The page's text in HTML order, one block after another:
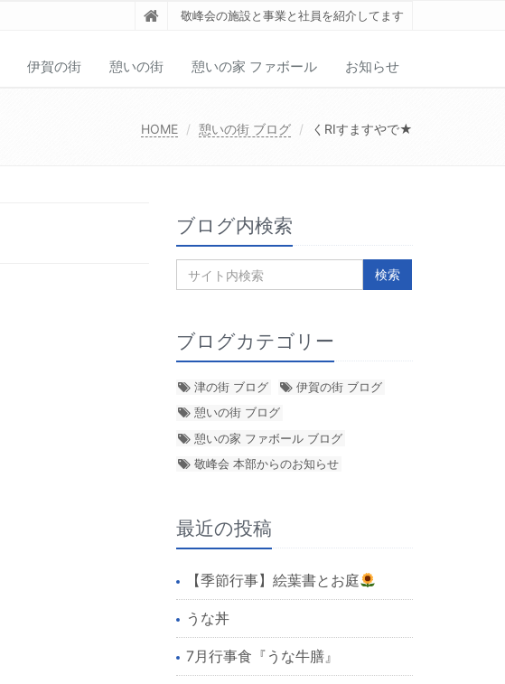
敬峰会の施設と事業と社員を紹介してます
伊賀の街 憩いの街 憩いの家 ファボール お知らせ
HOME 憩いの街 ブログ くRIすますやで★
ブログ内検索
ブログカテゴリー
津の街 ブログ
伊賀の街 ブログ
憩いの街 ブログ
憩いの家 ファボール ブログ
敬峰会 本部からのお知らせ
最近の投稿
【季節行事】絵葉書とお庭
うな丼
7月行事食『うな牛膳』